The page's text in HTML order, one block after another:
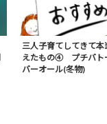
三人子育てしてきて本
えたもの④ プチバト
バーオール(冬物)